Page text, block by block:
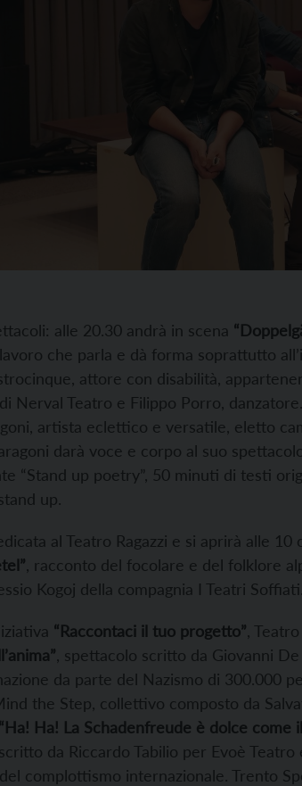
alle 20.30 andrà in scena
che parla e dà forma soprattutto
attore con disabilità,
Nerval Teatro e Filippo Porro,
artista eclettico e versatile, eletto
darà voce e corpo al suo
“Stand up poetry”, 50 minuti di testi
up.
al Teatro Ragazzi e si aprirà alle 10
, racconto del focolare e del folklore
Kogoj della compagnia I Teatri Soffiati.
“Raccontaci il tuo progetto” ,
, spettacolo scritto da Giovanni
da parte del Nazismo di 300.000
the Step, collettivo composto da
“Ha! Ha! La Schadenfreude è dolce come
da Riccardo Tabilio per Evoè
complottismo internazionale. Trento